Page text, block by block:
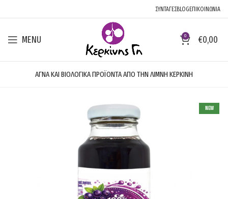
ΣΥΝΤΑΓΕΣBLOGΕΠΙΚΟΙΝΩΝΙΑ
MENU 0 €0,00
ΑΓΝΑ ΚΑΙ ΒΙΟΛΟΓΙΚΑ ΠΡΟΪΟΝΤΑ ΑΠΟ ΤΗΝ ΛΙΜΝΗ ΚΕΡΚΙΝΗ
NEW